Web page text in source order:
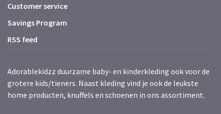
Customer service
Savings Program
RSS feed
Adorablekidzz duurzame baby- en kinderkleding ook voor de
grotere kids/tieners. Naast kleding vind je ook de leukste
home producten, knuffels en schoenen in ons assortiment.